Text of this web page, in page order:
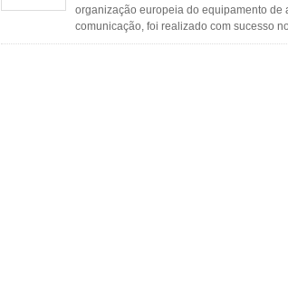
organização europeia do equipamento
comunicação, foi realizado com sucesso